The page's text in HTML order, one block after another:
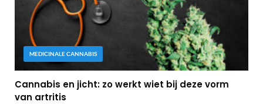
MEDICINALE CANNABIS
Cannabis en jicht: zo werkt wiet bij deze vorm
van artritis